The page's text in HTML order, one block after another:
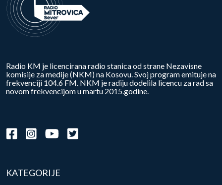
Radio KM je licencirana radio stanica od strane Nezavisne
komisije za medije (NKM) na Kosovu. Svoj program emituje na
frekvenciji 104.6 FM. NKM je radiju dodelila licencu za rad sa
novom frekvencijom u martu 2015.godine.
KATEGORIJE